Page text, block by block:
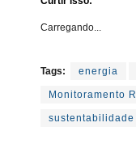
Carregando...
Tags: energia
Monitoramento
sustentabilidade